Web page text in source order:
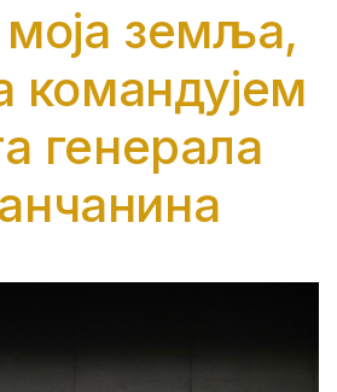
моја земља,
командујем
генерала